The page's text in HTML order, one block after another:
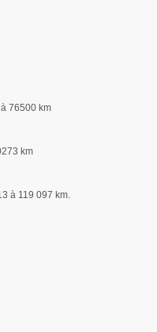
76500 km
km
à 119 097 km.